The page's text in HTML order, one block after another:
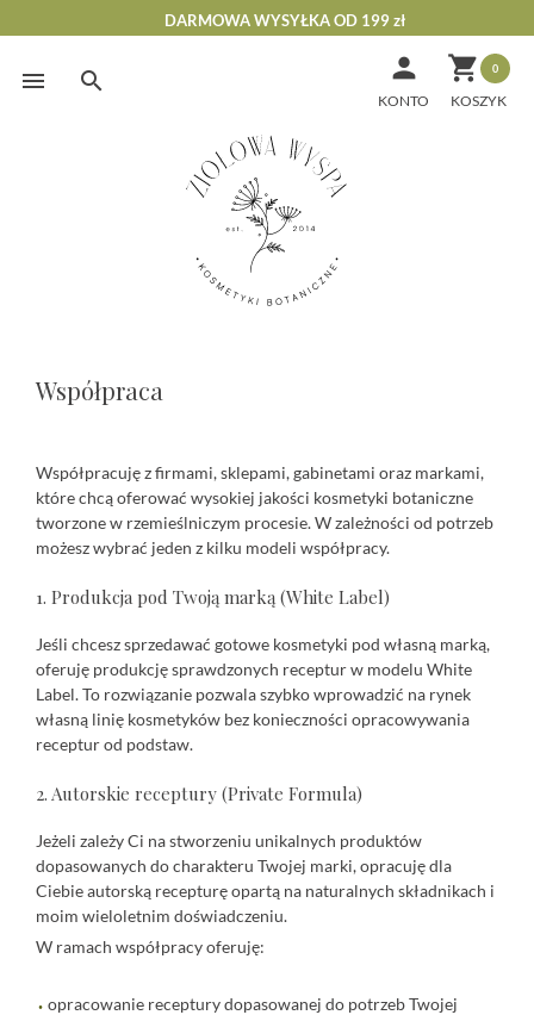
Skip
DARMOWA WYSYŁKA OD 199 zł
 0

KONTO
Współpraca
Współpraca
Współpracuję z firmami, sklepami, gabinetami oraz markami,
które chcą oferować wysokiej jakości kosmetyki botaniczne
tworzone w rzemieślniczym procesie. W zależności od potrzeb
możesz wybrać jeden z kilku modeli współpracy.
1. Produkcja pod Twoją marką (White Label)
Jeśli chcesz sprzedawać gotowe kosmetyki pod własną marką,
oferuję produkcję sprawdzonych receptur w modelu White
Label. To rozwiązanie pozwala szybko wprowadzić na rynek
własną linię kosmetyków bez konieczności opracowywania
receptur od podstaw.
2. Autorskie receptury (Private Formula)
Jeżeli zależy Ci na stworzeniu unikalnych produktów
dopasowanych do charakteru Twojej marki, opracuję dla
Ciebie autorską recepturę opartą na naturalnych składnikach i
moim wieloletnim doświadczeniu.
W ramach współpracy oferuję:
opracowanie receptury dopasowanej do potrzeb Twojej